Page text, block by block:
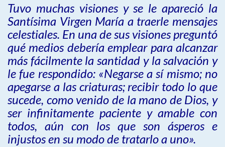
Tuvo muchas visiones y se le apareció la
Santísima Virgen María a traerle mensajes
celestiales. En una de sus visiones preguntó
qué medios debería emplear para alcanzar
más fácilmente la santidad y la salvación y
le fue respondido: «Negarse a sí mismo; no
apegarse a las criaturas; recibir todo lo que
sucede, como venido de la mano de Dios, y
ser infinitamente paciente y amable con
todos, aún con los que son ásperos e
injustos en su modo de tratarlo a uno».